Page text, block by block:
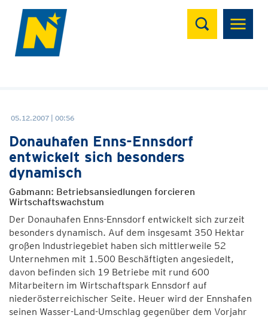
Suchen
05.12.2007 | 00:56
Donauhafen Enns-Ennsdorf
entwickelt sich besonders
dynamisch
Gabmann: Betriebsansiedlungen forcieren
Wirtschaftswachstum
Der Donauhafen Enns-Ennsdorf entwickelt sich zurzeit
besonders dynamisch. Auf dem insgesamt 350 Hektar
großen Industriegebiet haben sich mittlerweile 52
Unternehmen mit 1.500 Beschäftigten angesiedelt,
davon befinden sich 19 Betriebe mit rund 600
Mitarbeitern im Wirtschaftspark Ennsdorf auf
niederösterreichischer Seite. Heuer wird der Ennshafen
seinen Wasser-Land-Umschlag gegenüber dem Vorjahr